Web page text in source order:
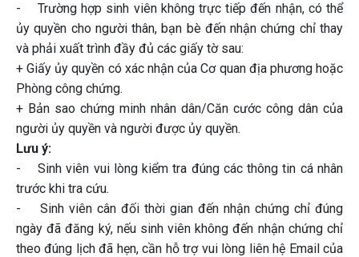
- Trường hợp sinh viên không trực tiếp đến nhận, có thể
ủy quyền cho người thân, bạn bè đến nhận chứng chỉ thay
và phải xuất trình đầy đủ các giấy tờ sau:
+ Giấy ủy quyền có xác nhận của Cơ quan địa phương hoặc
Phòng công chứng.
+ Bản sao chứng minh nhân dân/Căn cước công dân của
người ủy quyền và người được ủy quyền.
Lưu ý:
- Sinh viên vui lòng kiểm tra đúng các thông tin cá nhân
trước khi tra cứu.
- Sinh viên cân đối thời gian đến nhận chứng chỉ đúng
ngày đã đăng ký, nếu sinh viên không đến nhận chứng chỉ
theo đúng lịch đã hẹn, cần hỗ trợ vui lòng liên hệ Email của